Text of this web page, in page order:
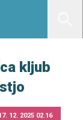
kljub
12. 2025 02.16